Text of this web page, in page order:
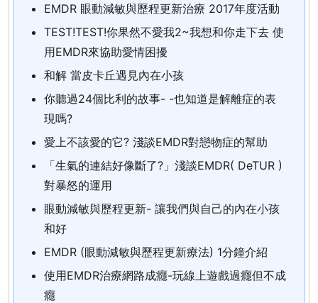
EMDR 眼動減敏與歷程更新治療 2017年度活動
TEST!TEST!你果然不愛我2~我想和你走下去 使
用EMDR來協助愛情困擾
和解 當皮卡丘遇見內在小孩
你聽過24個比利的故事- -也知道是解離症的表
現嗎?
愛上不該愛的它? 淺談EMDR對戀物症的幫助
「生氣的連結好像斷了?」淺談EMDR( DeTUR )
對暴怒的運用
眼動減敏與歷程更新- 讓我們與自己的內在小孩
和好
EMDR (眼動減敏與歷程更新療法) 1分鐘介紹
使用EMDR治療網路成癮-玩線上遊戲過癮但不成
癮